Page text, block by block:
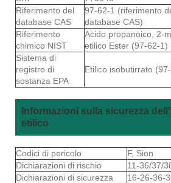
Riferimento del
database CAS
97-62-1 (riferimento
database CAS)
Riferimento
chimico NIST
Acido propanoico, 2-
etilico Ester (97-62-1)
Sistema di
registro di
sostanza EPA
Etilico isobutirrato
Informazioni sulla sicurezza
etilico
Codici di pericolo
F, Sion
Dichiarazioni di rischio
11-36/37/
Dichiarazioni di sicurezza
16-26-36-